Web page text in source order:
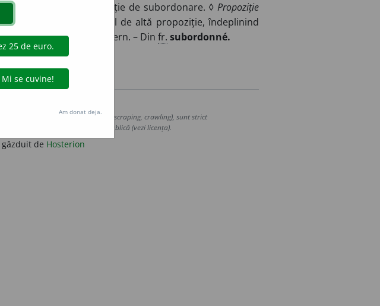
de ceva, aflat într-o relație de subordonare. ◊Propoziție
de vedere gramatical de altă propoziție, îndeplinind
♦ (Substantivat) Subaltern. – Din fr. subordonné.
de extragere automată (web scraping, crawling), sunt strict
oferite oficial spre utilizare publică (vezi licența).
găzduit de Hosterion
Am donat deja.